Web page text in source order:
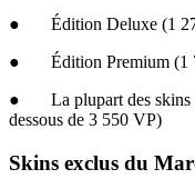
● Édition Deluxe (1
● Édition Premium (1
● La plupart des skins
dessous de 3 550 VP)
Skins exclus du